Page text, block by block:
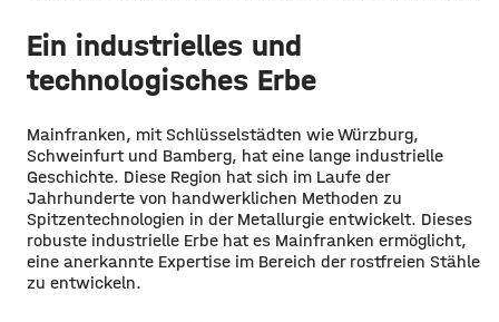
Ein industrielles und
technologisches Erbe
Mainfranken, mit Schlüsselstädten wie Würzburg,
Schweinfurt und Bamberg, hat eine lange industrielle
Geschichte. Diese Region hat sich im Laufe der
Jahrhunderte von handwerklichen Methoden zu
Spitzentechnologien in der Metallurgie entwickelt. Dieses
robuste industrielle Erbe hat es Mainfranken ermöglicht,
eine anerkannte Expertise im Bereich der rostfreien Stähle
zu entwickeln.